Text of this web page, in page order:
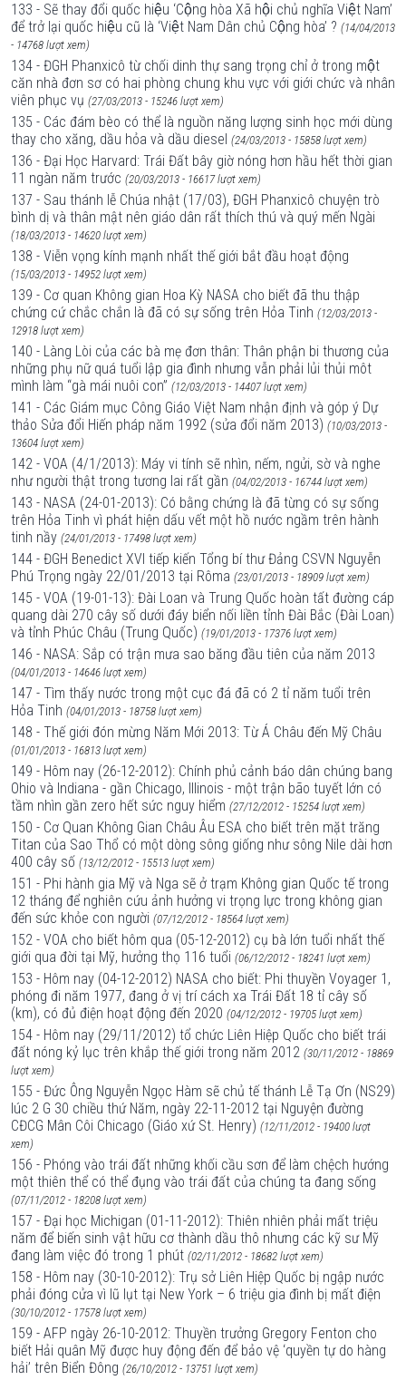
133 - Sẽ thay đổi quốc hiệu ‘Cộng hòa Xã hội chủ nghĩa Việt Nam’
để trở lại quốc hiệu cũ là ‘Việt Nam Dân chủ Cộng hòa’ ? (14/04/2013
- 14768 lượt xem)
134 - ĐGH Phanxicô từ chối dinh thự sang trọng chỉ ở trong một
căn nhà đơn sơ có hai phòng chung khu vực với giới chức và nhân
viên phục vụ (27/03/2013 - 15246 lượt xem)
135 - Các đám bèo có thể là nguồn năng lượng sinh học mới dùng
thay cho xăng, dầu hỏa và dầu diesel (24/03/2013 - 15858 lượt xem)
136 - Đại Học Harvard: Trái Đất bây giờ nóng hơn hầu hết thời gian
11 ngàn năm trước (20/03/2013 - 16617 lượt xem)
137 - Sau thánh lễ Chúa nhật (17/03), ĐGH Phanxicô chuyện trò
bình dị và thân mật nên giáo dân rất thích thú và quý mến Ngài
(18/03/2013 - 14620 lượt xem)
138 - Viễn vọng kính mạnh nhất thế giới bắt đầu hoạt động
(15/03/2013 - 14952 lượt xem)
139 - Cơ quan Không gian Hoa Kỳ NASA cho biết đã thu thập
chứng cứ chắc chắn là đã có sự sống trên Hỏa Tinh (12/03/2013 -
12918 lượt xem)
140 - Làng Lòi của các bà mẹ đơn thân: Thân phận bi thương của
những phụ nữ quá tuổi lập gia đình nhưng vẫn phải lủi thủi môt
mình làm “gà mái nuôi con” (12/03/2013 - 14407 lượt xem)
141 - Các Giám mục Công Giáo Việt Nam nhận định và góp ý Dự
thảo Sửa đổi Hiến pháp năm 1992 (sửa đổi năm 2013) (10/03/2013 -
13604 lượt xem)
142 - VOA (4/1/2013): Máy vi tính sẽ nhìn, nếm, ngửi, sờ và nghe
như người thật trong tương lai rất gần (04/02/2013 - 16744 lượt xem)
143 - NASA (24-01-2013): Có bằng chứng là đã từng có sự sống
trên Hỏa Tinh vì phát hiện dấu vết một hồ nước ngầm trên hành
tinh nầy (24/01/2013 - 17498 lượt xem)
144 - ĐGH Benedict XVI tiếp kiến Tổng bí thư Đảng CSVN Nguyễn
Phú Trọng ngày 22/01/2013 tại Rôma (23/01/2013 - 18909 lượt xem)
145 - VOA (19-01-13): Đài Loan và Trung Quốc hoàn tất đường cáp
quang dài 270 cây số dưới đáy biển nối liền tỉnh Đài Bắc (Đài Loan)
và tỉnh Phúc Châu (Trung Quốc) (19/01/2013 - 17376 lượt xem)
146 - NASA: Sắp có trận mưa sao băng đầu tiên của năm 2013
(04/01/2013 - 14646 lượt xem)
147 - Tìm thấy nước trong một cục đá đã có 2 tỉ năm tuổi trên
Hỏa Tinh (04/01/2013 - 18758 lượt xem)
148 - Thế giới đón mừng Năm Mới 2013: Từ Á Châu đến Mỹ Châu
(01/01/2013 - 16813 lượt xem)
149 - Hôm nay (26-12-2012): Chính phủ cảnh báo dân chúng bang
Ohio và Indiana - gần Chicago, Illinois - một trận bão tuyết lớn có
tầm nhìn gần zero hết sức nguy hiểm (27/12/2012 - 15254 lượt xem)
150 - Cơ Quan Không Gian Châu Âu ESA cho biết trên mặt trăng
Titan của Sao Thổ có một dòng sông giống như sông Nile dài hơn
400 cây số (13/12/2012 - 15513 lượt xem)
151 - Phi hành gia Mỹ và Nga sẽ ở trạm Không gian Quốc tế trong
12 tháng để nghiên cứu ảnh hưởng vi trọng lực trong không gian
đến sức khỏe con người (07/12/2012 - 18564 lượt xem)
152 - VOA cho biết hôm qua (05-12-2012) cụ bà lớn tuổi nhất thế
giới qua đời tại Mỹ, hưởng thọ 116 tuổi (06/12/2012 - 18241 lượt xem)
153 - Hôm nay (04-12-2012) NASA cho biết: Phi thuyền Voyager 1,
phóng đi năm 1977, đang ở vị trí cách xa Trái Đất 18 tỉ cây số
(km), có đủ điện hoạt động đến 2020 (04/12/2012 - 19705 lượt xem)
154 - Hôm nay (29/11/2012) tổ chức Liên Hiệp Quốc cho biết trái
đất nóng kỷ lục trên khắp thế giới trong năm 2012 (30/11/2012 - 18869
lượt xem)
155 - Đức Ông Nguyễn Ngọc Hàm sẽ chủ tế thánh Lễ Tạ Ơn (NS29)
lúc 2 G 30 chiều thứ Năm, ngày 22-11-2012 tại Nguyện đường
CĐCG Mân Côi Chicago (Giáo xứ St. Henry) (12/11/2012 - 19400 lượt
xem)
156 - Phóng vào trái đất những khối cầu sơn để làm chệch hướng
một thiên thể có thể đụng vào trái đất của chúng ta đang sống
(07/11/2012 - 18208 lượt xem)
157 - Đại học Michigan (01-11-2012): Thiên nhiên phải mất triệu
năm để biến sinh vật hữu cơ thành dầu thô nhưng các kỹ sư Mỹ
đang làm việc đó trong 1 phút (02/11/2012 - 18682 lượt xem)
158 - Hôm nay (30-10-2012): Trụ sở Liên Hiệp Quốc bị ngập nước
phải đóng cửa vì lũ lụt tại New York – 6 triệu gia đình bị mất điện
(30/10/2012 - 17578 lượt xem)
159 - AFP ngày 26-10-2012: Thuyền trưởng Gregory Fenton cho
biết Hải quân Mỹ được huy động đến để bảo vệ ‘quyền tự do hàng
hải’ trên Biển Đông (26/10/2012 - 13751 lượt xem)